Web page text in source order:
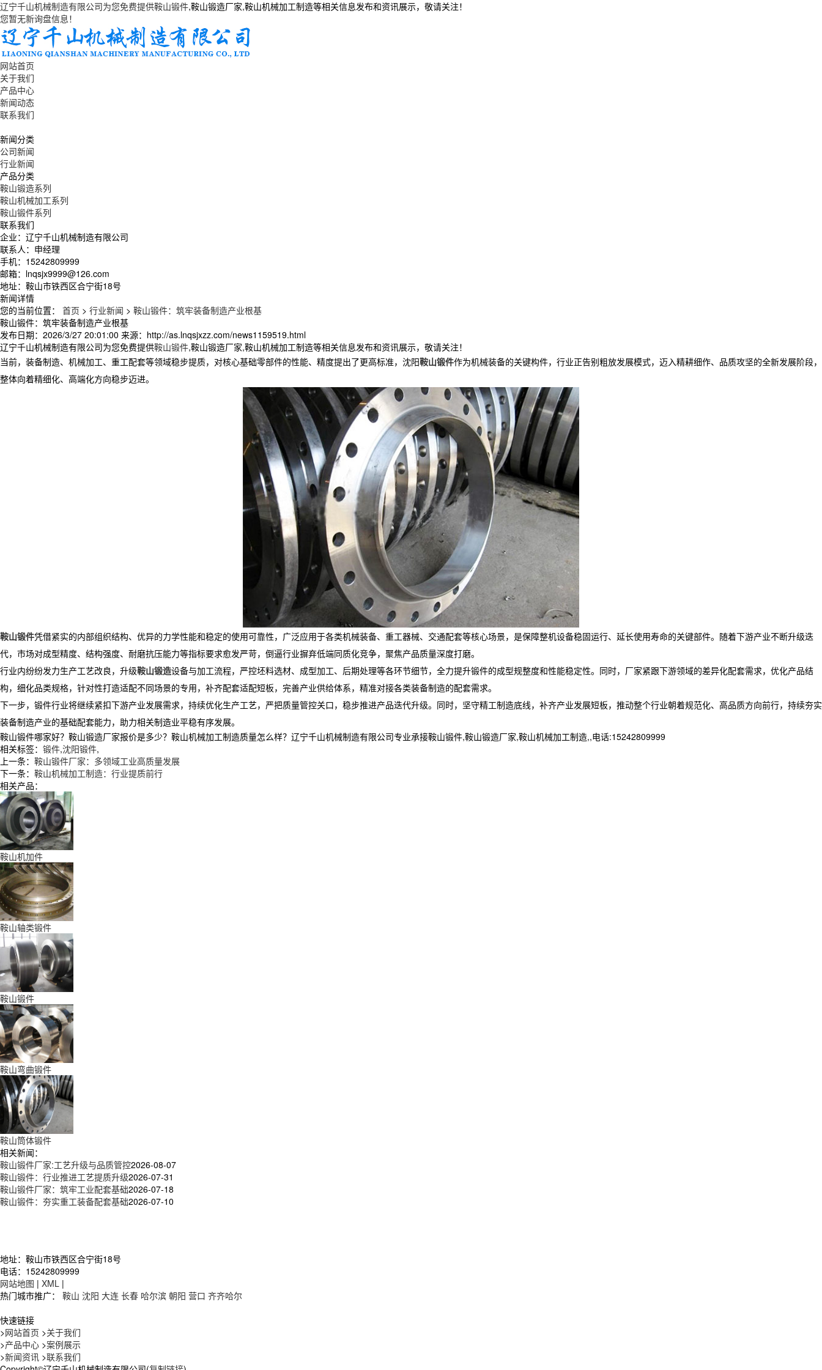
辽宁千山机械制造有限公司为您免费提供鞍山锻件,鞍山锻造厂家,鞍山机械加工制造等相关信息发布和资讯展示，敬请关注！
您暂无新询盘信息！
网站首页
关于我们
产品中心
新闻动态
联系我们
新闻分类
公司新闻
行业新闻
产品分类
鞍山锻造系列
鞍山机械加工系列
鞍山锻件系列
联系我们
企业：辽宁千山机械制造有限公司
联系人：申经理
手机：15242809999
邮箱：lnqsjx9999@126.com
地址：鞍山市铁西区合宁街18号
新闻详情
您的当前位置： 首页 > 行业新闻 > 鞍山锻件：筑牢装备制造产业根基
鞍山锻件：筑牢装备制造产业根基
发布日期： 2026/3/27 20:01:00 来源： http://as.lnqsjxzz.com/news1159519.html
辽宁千山机械制造有限公司为您免费提供鞍山锻件,鞍山锻造厂家,鞍山机械加工制造等相关信息发布和资讯展示，敬请关注！
当前，装备制造、机械加工、重工配套等领域稳步提质，对核心基础零部件的性能、精度提出了更高标准，沈阳鞍山锻件作为机械装备的关键构件，行业正告别粗放发展模式，迈入精耕细作、品质攻坚的全新发展阶段，
整体向着精细化、高端化方向稳步迈进。
鞍山锻件凭借紧实的内部组织结构、优异的力学性能和稳定的使用可靠性，广泛应用于各类机械装备、重工器械、交通配套等核心场景，是保障整机设备稳固运行、延长使用寿命的关键部件。随着下游产业不断升级迭
代，市场对成型精度、结构强度、耐磨抗压能力等指标要求愈发严苛，倒逼行业摒弃低端同质化竞争，聚焦产品质量深度打磨。
行业内纷纷发力生产工艺改良，升级鞍山锻造设备与加工流程，严控坯料选材、成型加工、后期处理等各环节细节，全力提升锻件的成型规整度和性能稳定性。同时，厂家紧跟下游领域的差异化配套需求，优化产品结
构，细化品类规格，针对性打造适配不同场景的专用，补齐配套适配短板，完善产业供给体系，精准对接各类装备制造的配套需求。
下一步，锻件行业将继续紧扣下游产业发展需求，持续优化生产工艺，严把质量管控关口，稳步推进产品迭代升级。同时，坚守精工制造底线，补齐产业发展短板，推动整个行业朝着规范化、高品质方向前行，持续夯实
装备制造产业的基础配套能力，助力相关制造业平稳有序发展。
鞍山锻件哪家好？鞍山锻造厂家报价是多少？鞍山机械加工制造质量怎么样？辽宁千山机械制造有限公司专业承接鞍山锻件,鞍山锻造厂家,鞍山机械加工制造,,电话:15242809999
相关标签： 锻件,沈阳锻件,
上一条： 鞍山锻件厂家：多领域工业高质量发展
下一条： 鞍山机械加工制造：行业提质前行
相关产品：
鞍山机加件
鞍山轴类锻件
鞍山锻件
鞍山弯曲锻件
鞍山筒体锻件
相关新闻：
鞍山锻件厂家:工艺升级与品质管控2026-08-07
鞍山锻件：行业推进工艺提质升级2026-07-31
鞍山锻件厂家：筑牢工业配套基础2026-07-18
鞍山锻件：夯实重工装备配套基础2026-07-10
地址：鞍山市铁西区合宁街18号
电话：15242809999
网站地图 | XML |
热门城市推广： 鞍山 沈阳 大连 长春 哈尔滨 朝阳 营口 齐齐哈尔
快速链接
>网站首页 >关于我们
>产品中心 >案例展示
>新闻资讯 >联系我们